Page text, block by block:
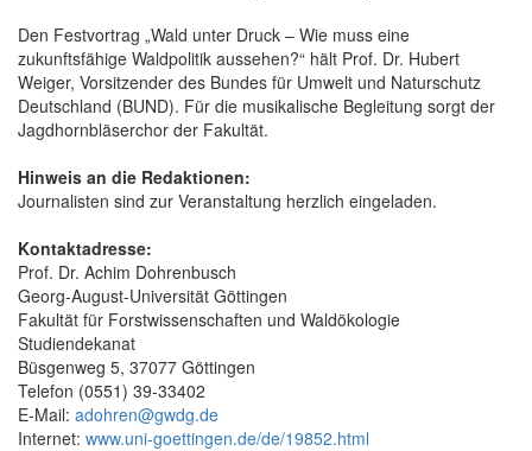
Den Festvortrag „Wald unter Druck – Wie muss eine
zukunftsfähige Waldpolitik aussehen?“ hält Prof. Dr. Hubert
Weiger, Vorsitzender des Bundes für Umwelt und Naturschutz
Deutschland (BUND). Für die musikalische Begleitung sorgt der
Jagdhornbläserchor der Fakultät.
Hinweis an die Redaktionen:
Journalisten sind zur Veranstaltung herzlich eingeladen.
Kontaktadresse:
Prof. Dr. Achim Dohrenbusch
Georg-August-Universität Göttingen
Fakultät für Forstwissenschaften und Waldökologie
Studiendekanat
Büsgenweg 5, 37077 Göttingen
Telefon (0551) 39-33402
E-Mail: adohren@gwdg.de
Internet: www.uni-goettingen.de/de/19852.html